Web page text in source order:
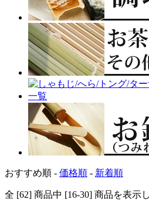
おすすめ順 - 価格順 - 新着順
全 [62] 商品中 [16-30] 商品を表示